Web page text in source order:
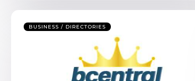
BUSINESS / DIRECTORIES